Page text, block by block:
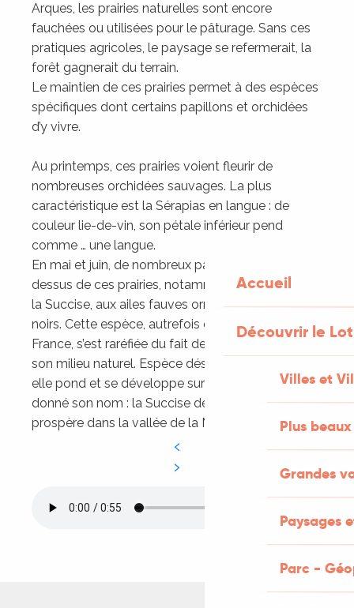
Accueil
Découvrir le Lot
Villes et
Plus
Grandes
Paysages
Parc -
Arques, les prairies naturelles sont encore
fauchées ou utilisées pour le pâturage. Sans ces
pratiques agricoles, le paysage se refermerait, la
forêt gagnerait du terrain.
Le maintien de ces prairies permet à des espèces
spécifiques dont certains papillons et orchidées
d’y vivre.
Au printemps, ces prairies voient fleurir de
nombreuses orchidées sauvages. La plus
caractéristique est la Sérapias en langue : de
couleur lie-de-vin, son pétale inférieur pend
comme … une langue.
En mai et juin, de nombreux papillons volent au-
dessus de ces prairies, notamment le Damier de
la Succise, aux ailes fauves ornées de dessins
noirs. Cette espèce, autrefois commune en
France, s’est raréfiée du fait de la disparition de
son milieu naturel. Espèce désormais protégée,
elle pond et se développe sur la plante qui lui a
donné son nom : la Succise des prés. Ce papillon
prospère dans la vallée de la Masse